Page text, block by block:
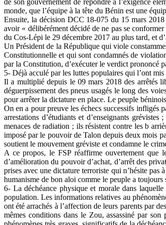
de son gouvernement de répondre à l’exigence
monde, que l’équipe à la tête du Bénin est une
Ensuite, la décision DCC 18-075 du 15 mars
avoir « délibérément décidé de ne pas se
du Cos-Lépi le 29 décembre 2017 au plus tard, et
Un Président de la République qui viole
Constitutionnelle et qui sont condamnés de
par la Constitution, d’exécuter le verdict prononcé
5- Déjà acculé par les luttes populaires qui l’ont
Il a multiplié depuis le 09 mars 2018 des arrêtés
déguerpissement des pneus usagés le long des
pour arrêter la dictature en place. Le peuple
On en a pour preuve les échecs successifs infligés
arrestations d’étudiants et d’enseignants
menaces de radiation ; ils résistent contre les b
imposé par le pouvoir de Talon depuis deux mois
soutient le mouvement gréviste et condamne le
A ce propos, le FSP réaffirme ouvertement que
d’amélioration du pouvoir d’achat, d’arrêt des
prises avec une dictature terroriste qui n’hésite pas
humanisme de bon aloi comme le peuple a
6- La déchéance physique et morale dans
population. Les informations relatives au
ont été arrachés à l’affection de leurs parents par
mêmes conditions dans le Zou, assassiné par